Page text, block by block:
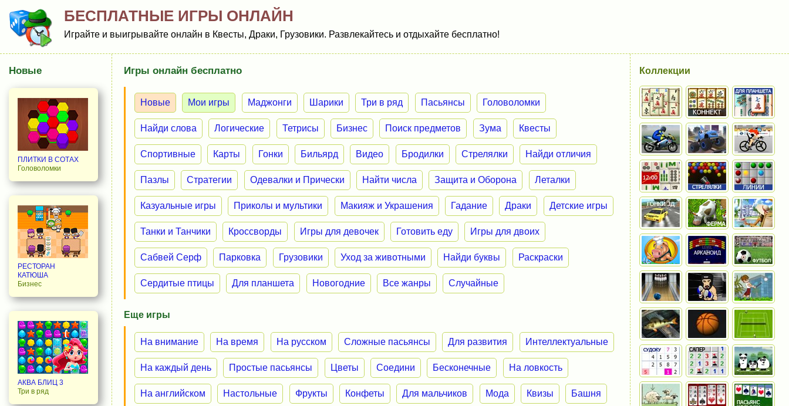
БЕСПЛАТНЫЕ ИГРЫ ОНЛАЙН
Играйте и выигрывайте онлайн в Квесты, Драки, Грузовики. Развлекайтесь и отдыхайте бесплатно!
Игры онлайн бесплатно
Новые Мои игры Маджонги Шарики Три в ряд Пасьянсы Головоломки
Найди слова Логические Тетрисы Бизнес Поиск предметов Зума Квесты
Спортивные Карты Гонки Бильярд Видео Бродилки Стрелялки Найди отличия
Пазлы Стратегии Одевалки и Прически Найти числа Защита и Оборона Леталки
Казуальные игры Приколы и мультики Макияж и Украшения Гадание Драки Детские игры
Танки и Танчики Кроссворды Игры для девочек Готовить еду Игры для двоих
Сабвей Серф Парковка Грузовики Уход за животными Найди буквы Раскраски
Сердитые птицы Для планшета Новогодние Все жанры Случайные
Еще игры
На внимание На время На русском Сложные пасьянсы Для развития Интеллектуальные
На каждый день Простые пасьянсы Цветы Соедини Бесконечные На ловкость
На английском Настольные Фрукты Конфеты Для мальчиков Мода Квизы Башня
Новые
ПЛИТКИ В СОТАХ
Головоломки
РЕСТОРАН
КАТЮША
Бизнес
АКВА БЛИЦ 3
Три в ряд
Коллекции